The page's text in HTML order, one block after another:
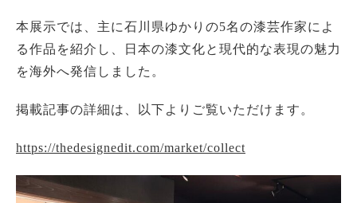
本展示では、主に石川県ゆかりの5名の漆芸作家によ
る作品を紹介し、日本の漆文化と現代的な表現の魅力
を海外へ発信しました。
掲載記事の詳細は、以下よりご覧いただけます。
https://thedesignedit.com/market/collect